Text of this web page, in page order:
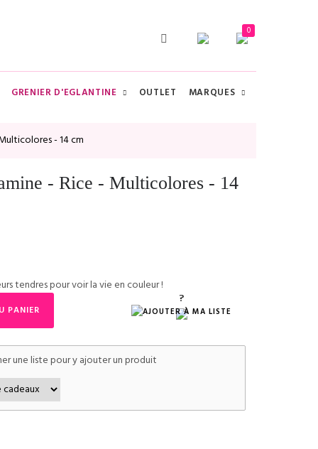
0
GRENIER D'EGLANTINE OUTLET MARQUES
- 14 cm
- Rice - Multicolores - 14
tendres pour voir la vie en couleur !
PANIER
?
une liste pour y ajouter un produit
?